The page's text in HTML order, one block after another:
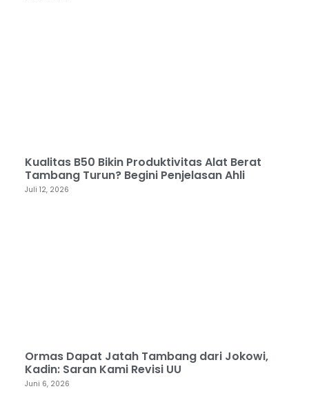
Kualitas B50 Bikin Produktivitas Alat Berat
Tambang Turun? Begini Penjelasan Ahli
Juli 12, 2026
Ormas Dapat Jatah Tambang dari Jokowi,
Kadin: Saran Kami Revisi UU
Juni 6, 2026